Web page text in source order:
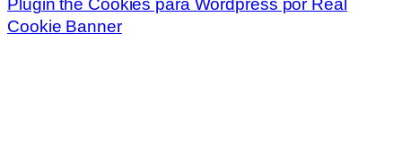
Plugin the Cookies para Wordpress por Real
Cookie Banner